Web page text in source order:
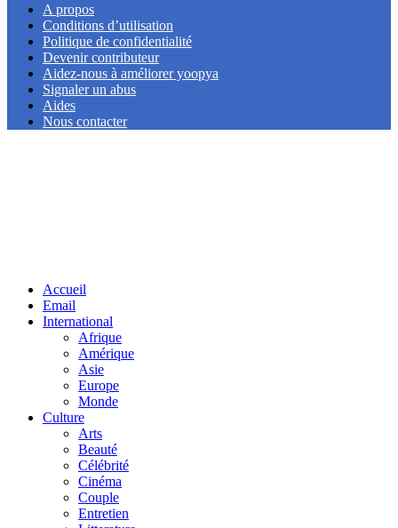
A propos
Conditions d’utilisation
Politique de confidentialité
Devenir contributeur
Aidez-nous à améliorer yoopya
Signaler un abus
Aides
Nous contacter
Accueil
Email
International
Afrique
Amérique
Asie
Europe
Monde
Culture
Arts
Beauté
Célébrité
Cinéma
Couple
Entretien